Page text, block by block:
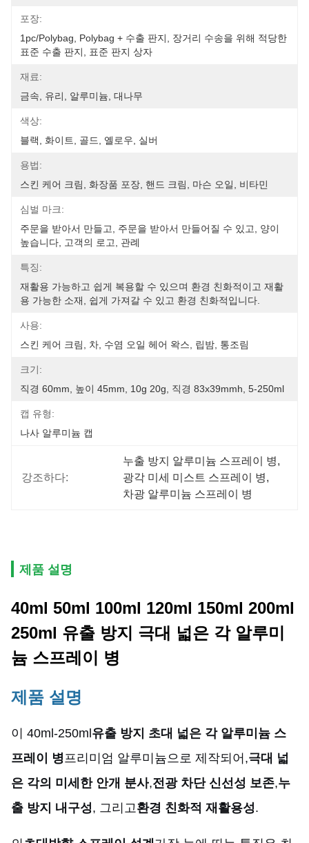
포장:
1pc/polybag, Polybag + 수출 판지, 장거리 수송을 위해 적당한
표준 수출 판지, 표준 판지 상자
재료:
금속, 유리, 알루미늄, 대나무
색상:
블랙, 화이트, 골드, 옐로우, 실버
용법:
스킨 케어 크림, 화장품 포장, 핸드 크림, 마슨 오일, 비타민
심벌 마크:
주문을 받아서 만들고, 주문을 받아서 만들어질 수 있고, 양이
높습니다, 고객의 로고, 관례
특징:
재활용 가능하고 쉽게 복용할 수 있으며 환경 친화적이고 재활
용 가능한 소재, 쉽게 가져갈 수 있고 환경 친화적입니다.
사용:
스킨 케어 크림, 차, 수염 오일 헤어 왁스, 립밤, 통조림
크기:
직경 60mm, 높이 45mm, 10g 20g, 직경 83x39mmh, 5-250ml
캡 유형:
나사 알루미늄 캡
강조하다:
누출 방지 알루미늄 스프레이 병,
광각 미세 미스트 스프레이 병,
차광 알루미늄 스프레이 병
제품 설명
40ml 50ml 100ml 120ml 150ml 200ml
250ml 유출 방지 극대 넓은 각 알루미
늄 스프레이 병
제품 설명
이 40ml-250ml 유출 방지 초대 넓은 각 알루미늄 스
프레이 병프리미엄 알루미늄으로 제작되어,극대 넓
은 각의 미세한 안개 분사,전광 차단 신선성 보존,누
출 방지 내구성, 그리고환경 친화적 재활용성.